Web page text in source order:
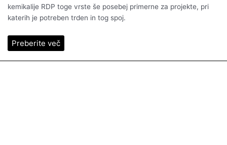
kemikalije RDP toge vrste še posebej primerne za projekte, pri
katerih je potreben trden in tog spoj.
Preberite več